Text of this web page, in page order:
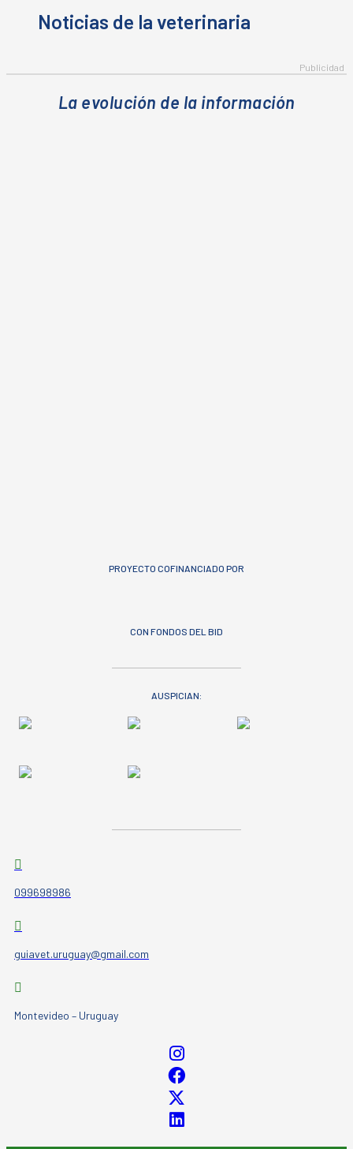
La evolución de la información
PROYECTO COFINANCIADO POR
CON FONDOS DEL BID
AUSPICIAN:
099698986
guiavet.uruguay@gmail.com
Montevideo – Uruguay